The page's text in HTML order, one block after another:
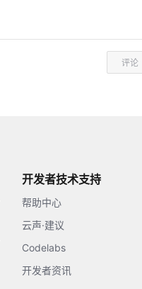
评论
开发者技术支持
帮助中心
云声·建议
Codelabs
开发者资讯